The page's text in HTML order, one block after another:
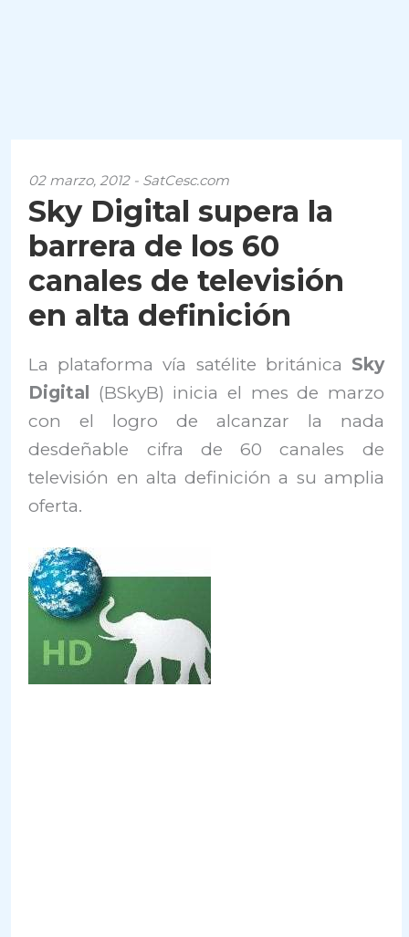
02 marzo, 2012 - SatCesc.com
Sky Digital supera la
barrera de los 60
canales de televisión
en alta definición
La plataforma vía satélite británica Sky
Digital
(BSkyB) inicia el mes de marzo
con el logro de alcanzar la nada
desdeñable cifra de 60 canales de
televisión en alta definición a su amplia
oferta.